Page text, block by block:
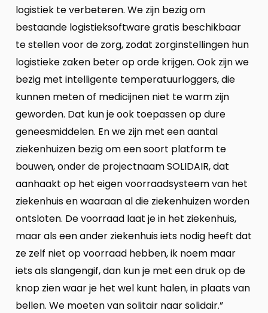
logistiek te verbeteren. We zijn bezig om
bestaande logistieksoftware gratis beschikbaar
te stellen voor de zorg, zodat zorginstellingen hun
logistieke zaken beter op orde krijgen. Ook zijn we
bezig met intelligente temperatuurloggers, die
kunnen meten of medicijnen niet te warm zijn
geworden. Dat kun je ook toepassen op dure
geneesmiddelen. En we zijn met een aantal
ziekenhuizen bezig om een soort platform te
bouwen, onder de projectnaam SOLIDAIR, dat
aanhaakt op het eigen voorraadsysteem van het
ziekenhuis en waaraan al die ziekenhuizen worden
ontsloten. De voorraad laat je in het ziekenhuis,
maar als een ander ziekenhuis iets nodig heeft dat
ze zelf niet op voorraad hebben, ik noem maar
iets als slangengif, dan kun je met een druk op de
knop zien waar je het wel kunt halen, in plaats van
bellen. We moeten van solitair naar solidair.”